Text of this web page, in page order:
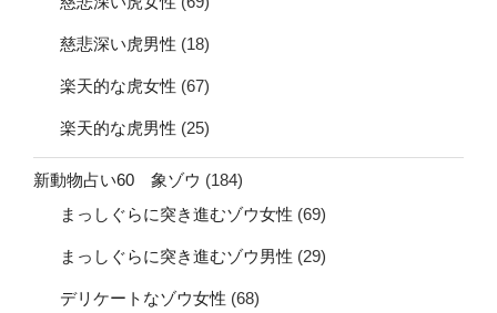
慈悲深い虎男性 (18)
楽天的な虎女性 (67)
楽天的な虎男性 (25)
新動物占い60 象ゾウ (184)
まっしぐらに突き進むゾウ女性 (69)
まっしぐらに突き進むゾウ男性 (29)
デリケートなゾウ女性 (68)